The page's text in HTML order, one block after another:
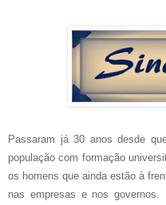
Passaram já 30 anos desde
população com formação
os homens que ainda estão à
nas empresas e nos governos.